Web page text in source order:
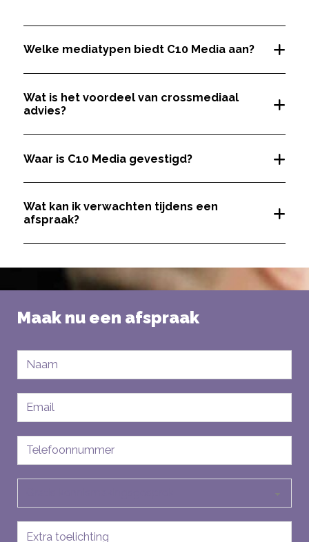
Welke mediatypen biedt C10 Media aan?
Wat is het voordeel van crossmediaal
advies?
Waar is C10 Media gevestigd?
Wat kan ik verwachten tijdens een
afspraak?
Maak nu een afspraak
mailadres